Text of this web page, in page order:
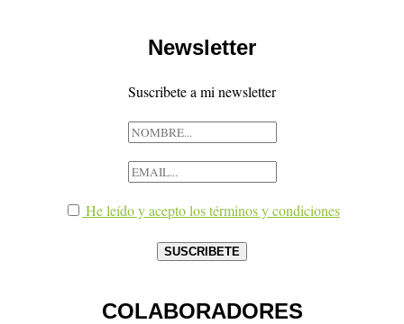
Newsletter
Suscribete a mi newsletter
He leído y acepto los términos y condiciones
COLABORADORES